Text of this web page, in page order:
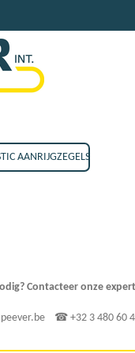
AANRIJGZEGELS
Contacteer onze
☎ +32 3 480 60